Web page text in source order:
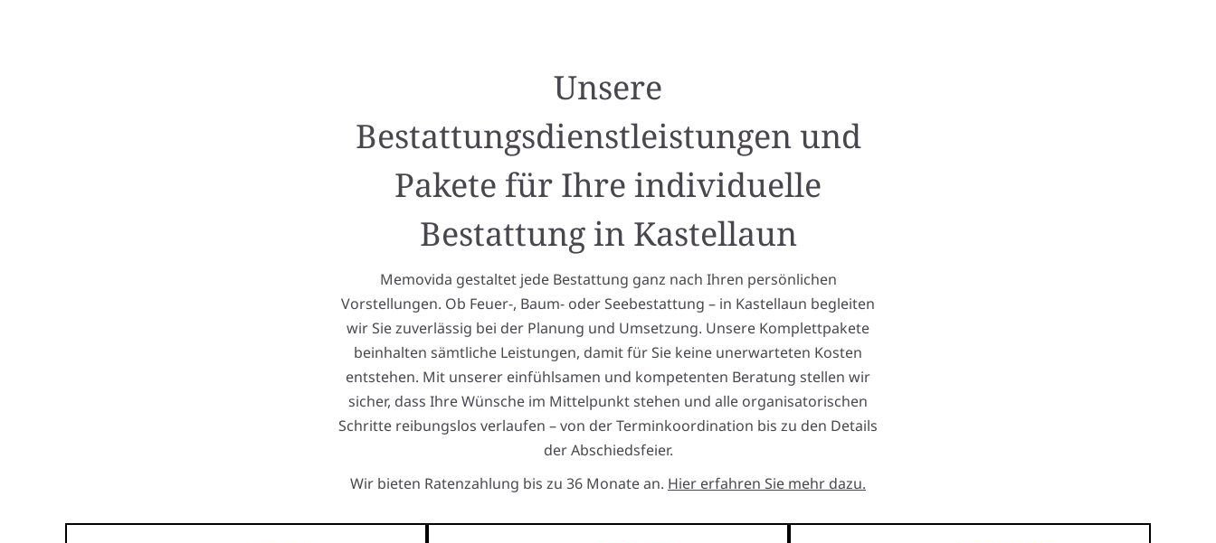
Unsere
Bestattungsdienstleistungen und
Pakete für Ihre individuelle
Bestattung in Kastellaun
Memovida gestaltet jede Bestattung ganz nach Ihren persönlichen
Vorstellungen. Ob Feuer-, Baum- oder Seebestattung – in Kastellaun begleiten
wir Sie zuverlässig bei der Planung und Umsetzung. Unsere Komplettpakete
beinhalten sämtliche Leistungen, damit für Sie keine unerwarteten Kosten
entstehen. Mit unserer einfühlsamen und kompetenten Beratung stellen wir
sicher, dass Ihre Wünsche im Mittelpunkt stehen und alle organisatorischen
Schritte reibungslos verlaufen – von der Terminkoordination bis zu den Details
der Abschiedsfeier.
Wir bieten Ratenzahlung bis zu 36 Monate an. Hier erfahren Sie mehr dazu.